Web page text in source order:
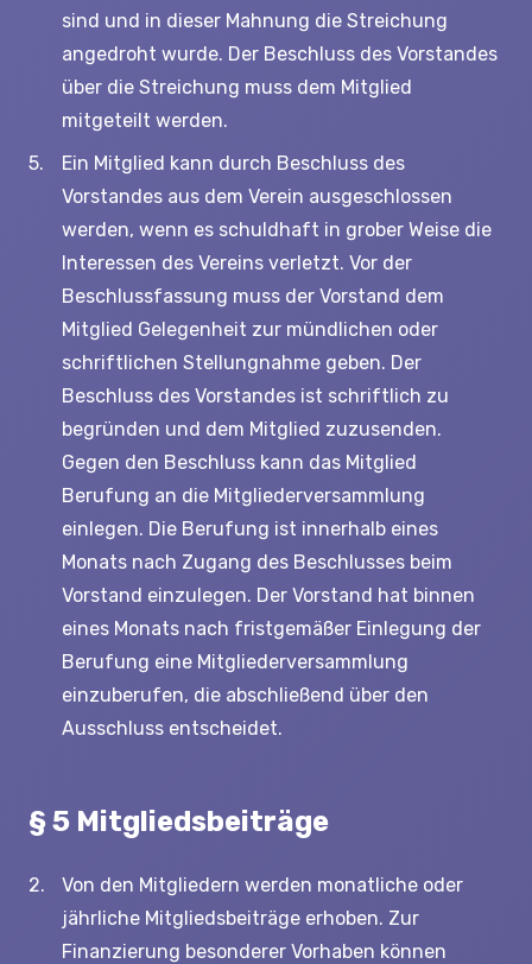
sind und in dieser Mahnung die Streichung
angedroht wurde. Der Beschluss des Vorstandes
über die Streichung muss dem Mitglied
mitgeteilt werden.
Ein Mitglied kann durch Beschluss des
Vorstandes aus dem Verein ausgeschlossen
werden, wenn es schuldhaft in grober Weise die
Interessen des Vereins verletzt. Vor der
Beschlussfassung muss der Vorstand dem
Mitglied Gelegenheit zur mündlichen oder
schriftlichen Stellungnahme geben. Der
Beschluss des Vorstandes ist schriftlich zu
begründen und dem Mitglied zuzusenden.
Gegen den Beschluss kann das Mitglied
Berufung an die Mitgliederversammlung
einlegen. Die Berufung ist innerhalb eines
Monats nach Zugang des Beschlusses beim
Vorstand einzulegen. Der Vorstand hat binnen
eines Monats nach fristgemäßer Einlegung der
Berufung eine Mitgliederversammlung
einzuberufen, die abschließend über den
Ausschluss entscheidet.
§ 5 Mitgliedsbeiträge
Von den Mitgliedern werden monatliche oder
jährliche Mitgliedsbeiträge erhoben. Zur
Finanzierung besonderer Vorhaben können